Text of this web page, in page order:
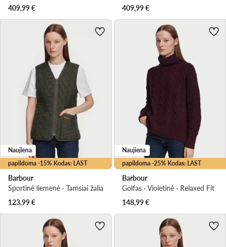
409,99€
409,99€
papildoma -15% Kodas: LAST
Naujiena
Barbour
Sportinė liemenė · Tamsiai žalia
123,99€
papildoma -25% Kodas: LAST
Naujiena
Barbour
Golfas · Violetinė · Relaxed Fit
148,99€